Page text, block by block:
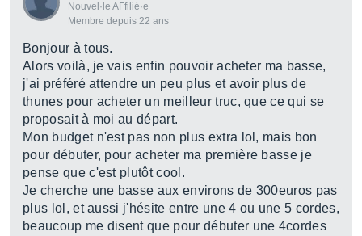
Nouvel·le AFfilié·e
Membre depuis 22 ans
Bonjour à tous.
Alors voilà, je vais enfin pouvoir acheter ma basse,
j'ai préféré attendre un peu plus et avoir plus de
thunes pour acheter un meilleur truc, que ce qui se
proposait à moi au départ.
Mon budget n'est pas non plus extra lol, mais bon
pour débuter, pour acheter ma première basse je
pense que c'est plutôt cool.
Je cherche une basse aux environs de 300euros pas
plus lol, et aussi j'hésite entre une 4 ou une 5 cordes,
beaucoup me disent que pour débuter une 4cordes